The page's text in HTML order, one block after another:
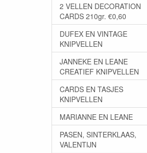
2 VELLEN DECORATION
CARDS 210gr. €0,60
DUFEX EN VINTAGE
KNIPVELLEN
JANNEKE EN LEANE
CREATIEF KNIPVELLEN
CARDS EN TASJES
KNIPVELLEN
MARIANNE EN LEANE
PASEN, SINTERKLAAS,
VALENTIJN